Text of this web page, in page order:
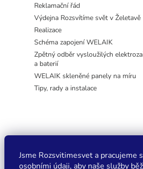
Jsme Rozsvitimesvet a pracujeme
osobními údaji, aby naše služby
Reklamační řád
Výdejna Rozsvítíme svět v Želetavě
Realizace
Schéma zapojení WELAIK
Zpětný odběr vysloužilých
a baterií
WELAIK skleněné panely na míru
Tipy, rady a instalace